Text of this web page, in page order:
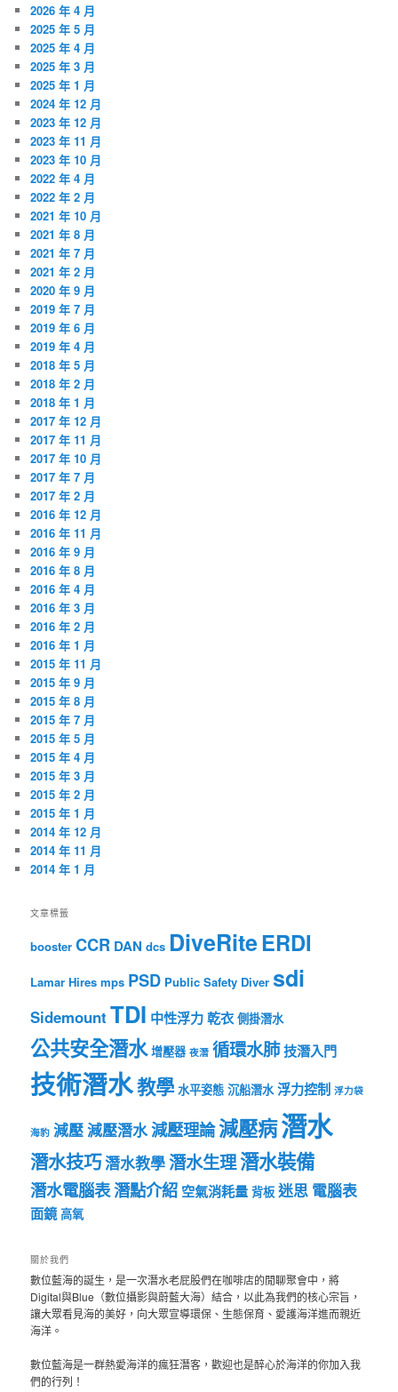
2026 年 4 月
2025 年 5 月
2025 年 4 月
2025 年 3 月
2025 年 1 月
2024 年 12 月
2023 年 12 月
2023 年 11 月
2023 年 10 月
2022 年 4 月
2022 年 2 月
2021 年 10 月
2021 年 8 月
2021 年 7 月
2021 年 2 月
2020 年 9 月
2019 年 7 月
2019 年 6 月
2019 年 4 月
2018 年 5 月
2018 年 2 月
2018 年 1 月
2017 年 12 月
2017 年 11 月
2017 年 10 月
2017 年 7 月
2017 年 2 月
2016 年 12 月
2016 年 11 月
2016 年 9 月
2016 年 8 月
2016 年 4 月
2016 年 3 月
2016 年 2 月
2016 年 1 月
2015 年 11 月
2015 年 9 月
2015 年 8 月
2015 年 7 月
2015 年 5 月
2015 年 4 月
2015 年 3 月
2015 年 2 月
2015 年 1 月
2014 年 12 月
2014 年 11 月
2014 年 1 月
文章標籤
booster CCR DAN dcs DiveRiteERDI
Lamar Hires mps PSD Public Safety Diver sdi
Sidemount TDI 中性浮力乾衣 側掛潛水
公共安全潛水 增壓器 夜潛 循環水肺技潛入門
技術潛水教學 水平姿態 沉船潛水 浮力控制 浮力袋
海豹 減壓減壓潛水減壓理論減壓病潛水
潛水技巧潛水教學潛水生理潛水裝備
潛水電腦表潛點介紹 空氣消耗量 背板 迷思 電腦表
面鏡 高氧
關於我們
數位藍海的誕生，是一次潛水老屁股們在咖啡店的閒聊聚會中，將
Digital與Blue（數位攝影與蔚藍大海）結合，以此為我們的核心宗旨，
讓大眾看見海的美好，向大眾宣導環保、生態保育、愛護海洋進而親近
海洋。
數位藍海是一群熱愛海洋的瘋狂潛客，歡迎也是醉心於海洋的你加入我
們的行列！